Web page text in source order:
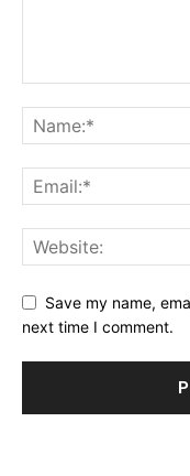
Save my name,
next time I comment.